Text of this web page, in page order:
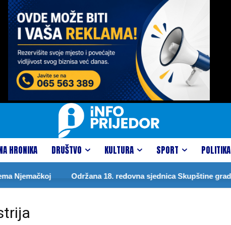
HRONIKA DRUŠTVO KULTURA SPORT POLITIKA
Njemačkoj Održana 18. redovna sjednica Skupštine grada